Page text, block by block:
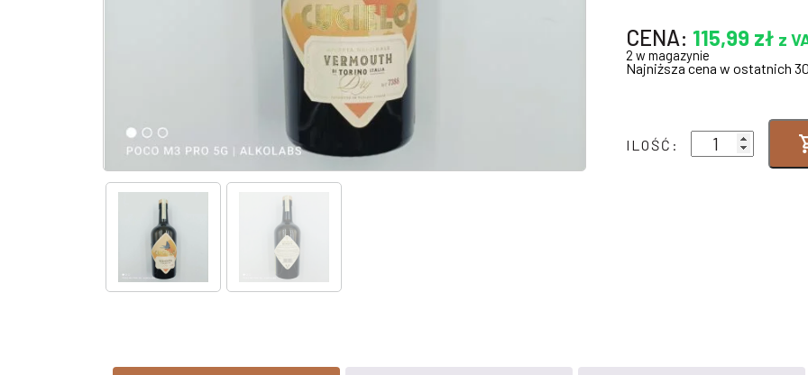
CENA: 115,99 zł z
2 w magazynie
Najniższa cena w ostatnich
ILOŚĆ:
ilość
CUCIELO